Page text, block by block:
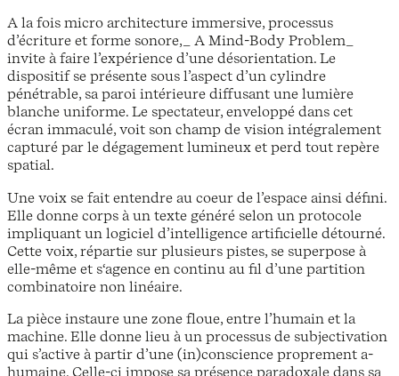
A la fois micro architecture immersive, processus
d’écriture et forme sonore,_ A Mind-Body Problem_
invite à faire l’expérience d’une désorientation. Le
dispositif se présente sous l’aspect d’un cylindre
pénétrable, sa paroi intérieure diffusant une lumière
blanche uniforme. Le spectateur, enveloppé dans cet
écran immaculé, voit son champ de vision intégralement
capturé par le dégagement lumineux et perd tout repère
spatial.
Une voix se fait entendre au coeur de l’espace ainsi défini.
Elle donne corps à un texte généré selon un protocole
impliquant un logiciel d’intelligence artificielle détourné.
Cette voix, répartie sur plusieurs pistes, se superpose à
elle-même et s‘agence en continu au fil d’une partition
combinatoire non linéaire.
La pièce instaure une zone floue, entre l’humain et la
machine. Elle donne lieu à un processus de subjectivation
qui s’active à partir d’une (in)conscience proprement a-
humaine. Celle-ci impose sa présence paradoxale dans sa